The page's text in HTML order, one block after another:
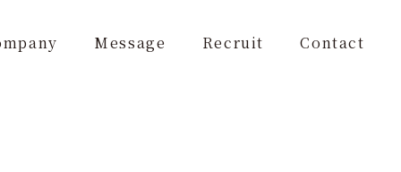
Message Recruit Contact